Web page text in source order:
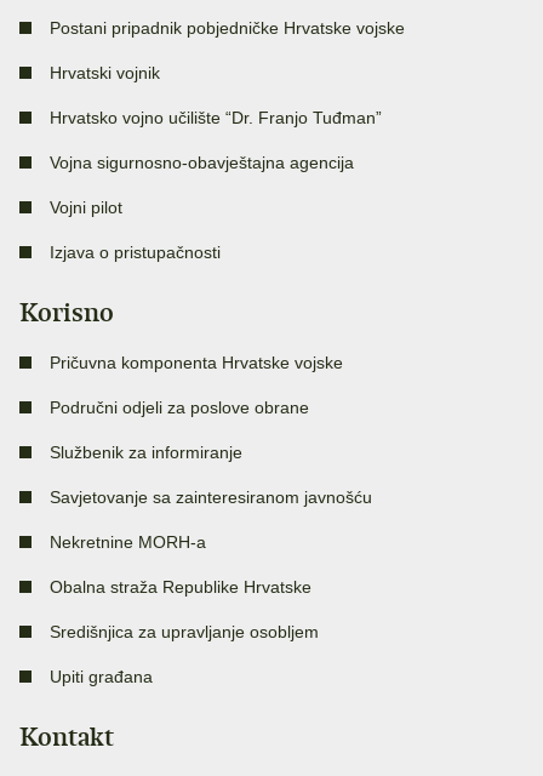
Postani pripadnik pobjedničke Hrvatske vojske
Hrvatski vojnik
Hrvatsko vojno učilište “Dr. Franjo Tuđman”
Vojna sigurnosno-obavještajna agencija
Vojni pilot
Izjava o pristupačnosti
Korisno
Pričuvna komponenta Hrvatske vojske
Područni odjeli za poslove obrane
Službenik za informiranje
Savjetovanje sa zainteresiranom javnošću
Nekretnine MORH-a
Obalna straža Republike Hrvatske
Središnjica za upravljanje osobljem
Upiti građana
Kontakt